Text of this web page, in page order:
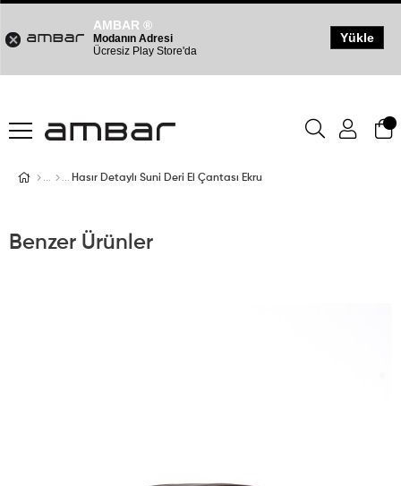
Hasır Detaylı Suni Deri El Çantası Ekru
Benzer Ürünler
AMBAR ®
Modanın Adresi
Ücresiz Play Store'da
Yükle